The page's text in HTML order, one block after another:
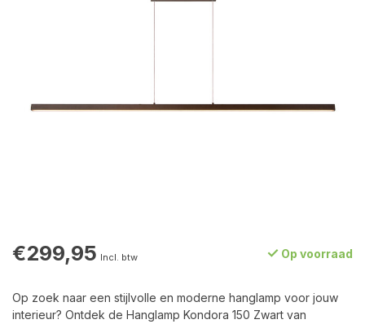
€299,95 Incl. btw Op voorraad
Op zoek naar een stijlvolle en moderne hanglamp voor jouw
interieur? Ontdek de Hanglamp Kondora 150 Zwart van